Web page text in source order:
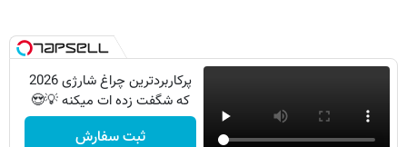
پرکاربردترین چراغ شارژی 2026
که شگفت زده ات میکنه 💡😍
ثبت سفارش